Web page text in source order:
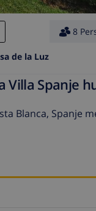
8
de la Luz
Villa Spanje
Blanca, Spanje